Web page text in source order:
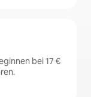
bei 17 €